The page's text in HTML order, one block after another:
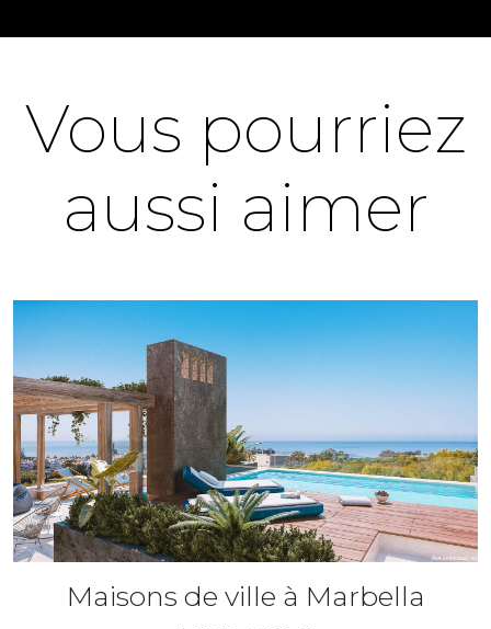
Vous pourriez
aussi aimer
Maisons de ville à Marbella